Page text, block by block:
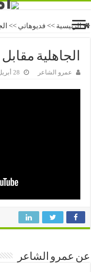
الرئيسية >> فديوهاتي >>
الجاهلية مقابل
عمرو الشاعر 28 أبريل، 2024
عن عمرو الشاعر